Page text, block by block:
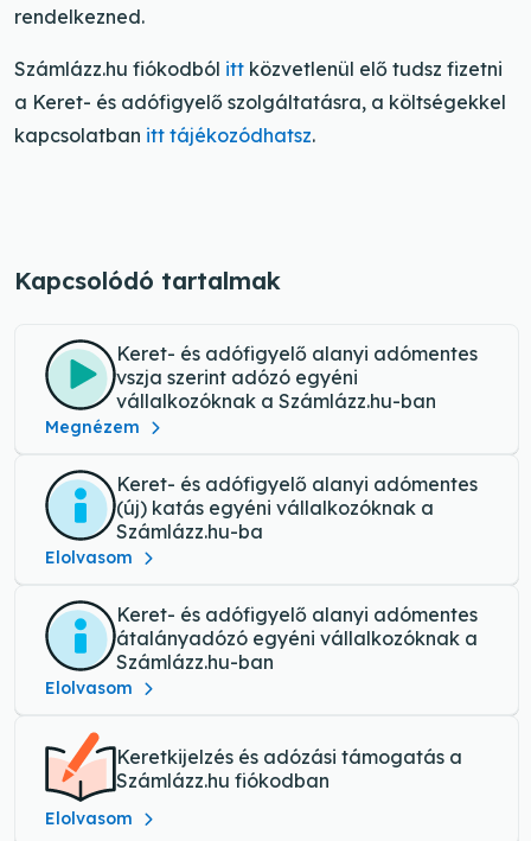
rendelkezned.
Számlázz.hu fiókodból itt közvetlenül elő tudsz fizetni
a Keret- és adófigyelő szolgáltatásra, a költségekkel
kapcsolatban itt tájékozódhatsz.
Kapcsolódó tartalmak
Keret- és adófigyelő alanyi adómentes
vszja szerint adózó egyéni
vállalkozóknak a Számlázz.hu-ban
Megnézem
Keret- és adófigyelő alanyi adómentes
(új) katás egyéni vállalkozóknak a
Számlázz.hu-ba
Elolvasom
Keret- és adófigyelő alanyi adómentes
átalányadózó egyéni vállalkozóknak a
Számlázz.hu-ban
Elolvasom
Keretkijelzés és adózási támogatás a
Számlázz.hu fiókodban
Elolvasom